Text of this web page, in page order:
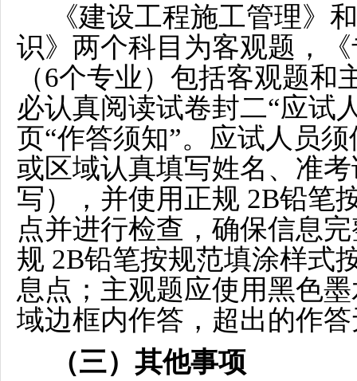
《建设工程施工管理》
识》两个科目为客观题，
（6个专业）包括客观题
必认真阅读试卷封二“应试
页“作答须知”。应试人员
或区域认真填写姓名、准
写），并使用正规 2B铅笔
点并进行检查，确保信息
规 2B铅笔按规范填涂样式
息点；主观题应使用黑色
域边框内作答，超出的作
（三）其他事项